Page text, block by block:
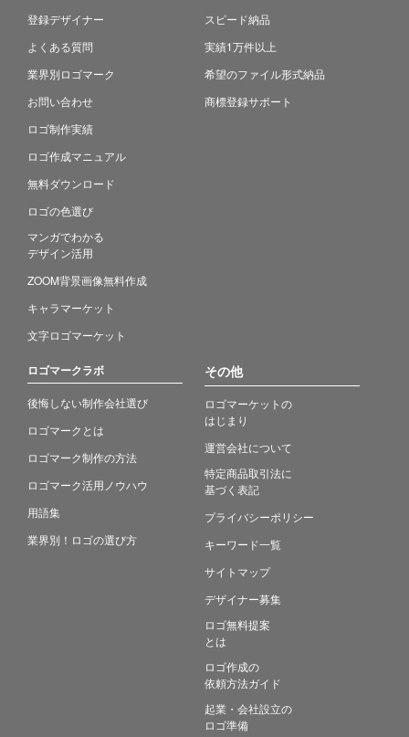
登録デザイナー
よくある質問
業界別ロゴマーク
お問い合わせ
ロゴ制作実績
ロゴ作成マニュアル
無料ダウンロード
ロゴの色選び
マンガでわかる
デザイン活用
ZOOM背景画像無料作成
キャラマーケット
文字ロゴマーケット
スピード納品
実績1万件以上
希望のファイル形式納品
商標登録サポート
ロゴマークラボ
後悔しない制作会社選び
ロゴマークとは
ロゴマーク制作の方法
ロゴマーク活用ノウハウ
用語集
業界別！ロゴの選び方
その他
ロゴマーケットの
はじまり
運営会社について
特定商品取引法に
基づく表記
プライバシーポリシー
キーワード一覧
サイトマップ
デザイナー募集
ロゴ無料提案
とは
ロゴ作成の
依頼方法ガイド
起業・会社設立の
ロゴ準備